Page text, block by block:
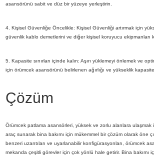
asansörünü sabit ve düz bir yüzeye yerleştirin.
4. Kişisel Güvenliğe Öncelikle: Kişisel Güvenliği artırmak için
güvenlik kablo demetlerini ve diğer kişisel koruyucu ekipmanları
5. Kapasite sınırları içinde kalın: Aşırı yüklemeyi önlemek ve
için örümcek asansörünü belirlenen ağırlığı ve yükseklik
Çözüm
Örümcek patlama asansörleri, yüksek ve zorlu alanlara ulaşmak
araç sunarak bina bakımı için mükemmel bir çözüm olarak öne
benzeri uzantıları ve uyarlanabilir konfigürasyonları, örümcek
mekanda çeşitli görevler için çok yönlü hale getirir. Bina bakımı